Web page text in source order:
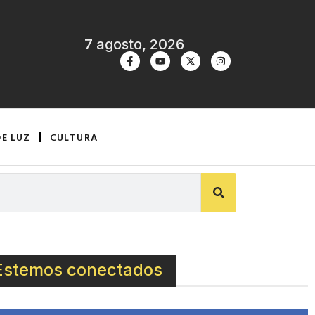
7 agosto, 2026
LUZ CULTURA
conectados